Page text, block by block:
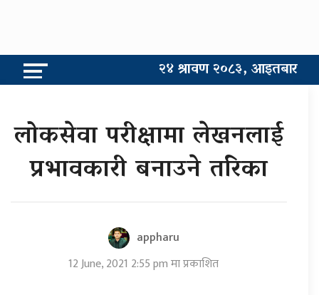
२४ श्रावण २०८३, आइतबार
लोकसेवा परीक्षामा लेखनलाई
प्रभावकारी बनाउने तरिका
appharu
12 June, 2021 2:55 pm मा प्रकाशित